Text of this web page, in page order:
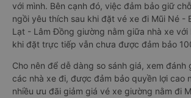
với mình. Bên cạnh đó, việc đảm bảo giữ
ngồi yêu thích sau khi đặt vé xe đi Mũi Né -
Lạt - Lâm Đồng giường nằm giữa nhà xe với
khi đặt trực tiếp vẫn chưa được đảm bảo
Cho nên để dễ dàng so sánh giá, xem đánh
các nhà xe đi, được đảm bảo quyền lợi cao
nhiều ưu đãi giảm giá vé xe giường nằm đi